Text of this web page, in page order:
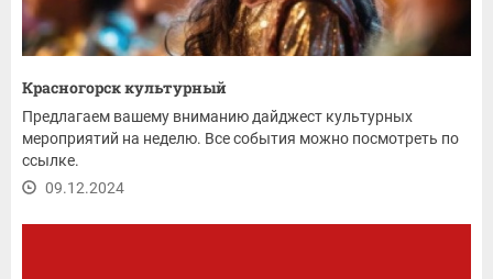
Красногорск культурный
Предлагаем вашему вниманию дайджест культурных
мероприятий на неделю. Все события можно посмотреть по
ссылке.
09.12.2024